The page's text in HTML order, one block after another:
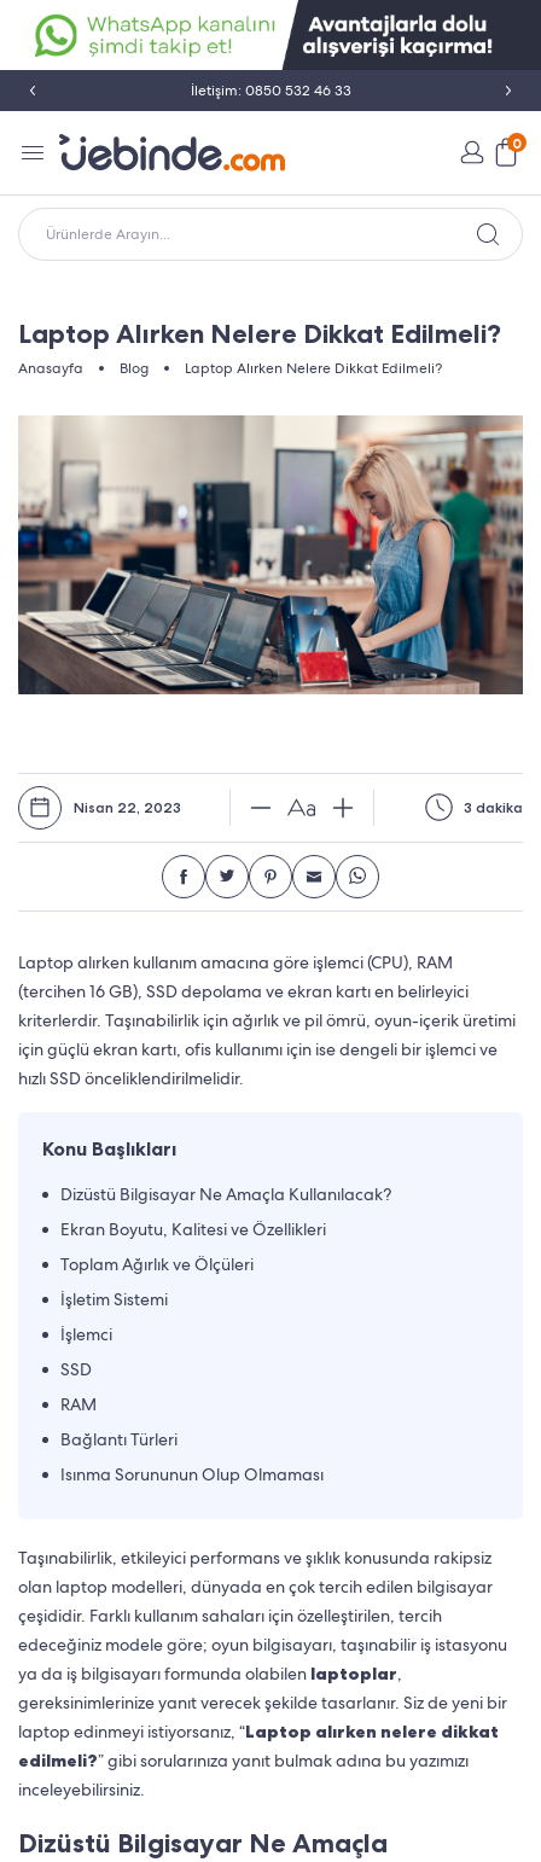
Peşin Fiyatına Taksit İmkanı
0
Ürünlerde Arayın...
Laptop Alırken Nelere Dikkat Edilmeli?
Anasayfa Blog Laptop Alırken Nelere Dikkat Edilmeli?
Nisan 22, 2023 3 dakika
Laptop alırken kullanım amacına göre işlemci (CPU), RAM
(tercihen 16 GB), SSD depolama ve ekran kartı en belirleyici
kriterlerdir. Taşınabilirlik için ağırlık ve pil ömrü, oyun-içerik üretimi
için güçlü ekran kartı, ofis kullanımı için ise dengeli bir işlemci ve
hızlı SSD önceliklendirilmelidir.
Konu Başlıkları
Dizüstü Bilgisayar Ne Amaçla Kullanılacak?
Ekran Boyutu, Kalitesi ve Özellikleri
Toplam Ağırlık ve Ölçüleri
İşletim Sistemi
İşlemci
SSD
RAM
Bağlantı Türleri
Isınma Sorununun Olup Olmaması
Taşınabilirlik, etkileyici performans ve şıklık konusunda rakipsiz
olan laptop modelleri, dünyada en çok tercih edilen bilgisayar
çeşididir. Farklı kullanım sahaları için özelleştirilen, tercih
edeceğiniz modele göre; oyun bilgisayarı, taşınabilir iş istasyonu
ya da iş bilgisayarı formunda olabilen laptoplar,
gereksinimlerinize yanıt verecek şekilde tasarlanır. Siz de yeni bir
laptop edinmeyi istiyorsanız, “Laptop alırken nelere dikkat
edilmeli?” gibi sorularınıza yanıt bulmak adına bu yazımızı
inceleyebilirsiniz.
Dizüstü Bilgisayar Ne Amaçla